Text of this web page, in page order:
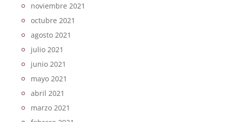
noviembre 2021
octubre 2021
agosto 2021
julio 2021
junio 2021
mayo 2021
abril 2021
marzo 2021